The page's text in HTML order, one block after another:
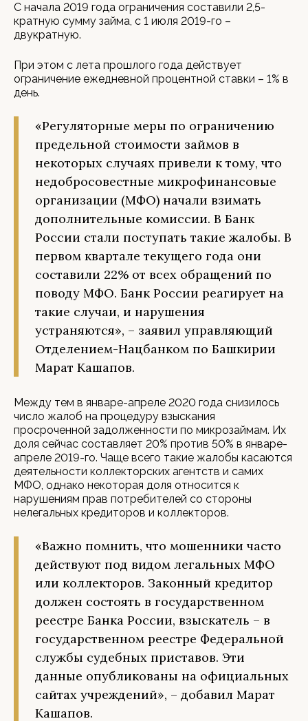
С начала 2019 года ограничения составили 2,5-
кратную сумму займа, с 1 июля 2019-го –
двукратную.
При этом с лета прошлого года действует
ограничение ежедневной процентной ставки – 1% в
день.
«Регуляторные меры по ограничению
предельной стоимости займов в
некоторых случаях привели к тому, что
недобросовестные микрофинансовые
организации (МФО) начали взимать
дополнительные комиссии. В Банк
России стали поступать такие жалобы. В
первом квартале текущего года они
составили 22% от всех обращений по
поводу МФО. Банк России реагирует на
такие случаи, и нарушения
устраняются», – заявил управляющий
Отделением-Нацбанком по Башкирии
Марат Кашапов.
Между тем в январе-апреле 2020 года снизилось
число жалоб на процедуру взыскания
просроченной задолженности по микрозаймам. Их
доля сейчас составляет 20% против 50% в январе-
апреле 2019-го. Чаще всего такие жалобы касаются
деятельности коллекторских агентств и самих
МФО, однако некоторая доля относится к
нарушениям прав потребителей со стороны
нелегальных кредиторов и коллекторов.
«Важно помнить, что мошенники часто
действуют под видом легальных МФО
или коллекторов. Законный кредитор
должен состоять в государственном
реестре Банка России, взыскатель – в
государственном реестре Федеральной
службы судебных приставов. Эти
данные опубликованы на официальных
сайтах учреждений», – добавил Марат
Кашапов.